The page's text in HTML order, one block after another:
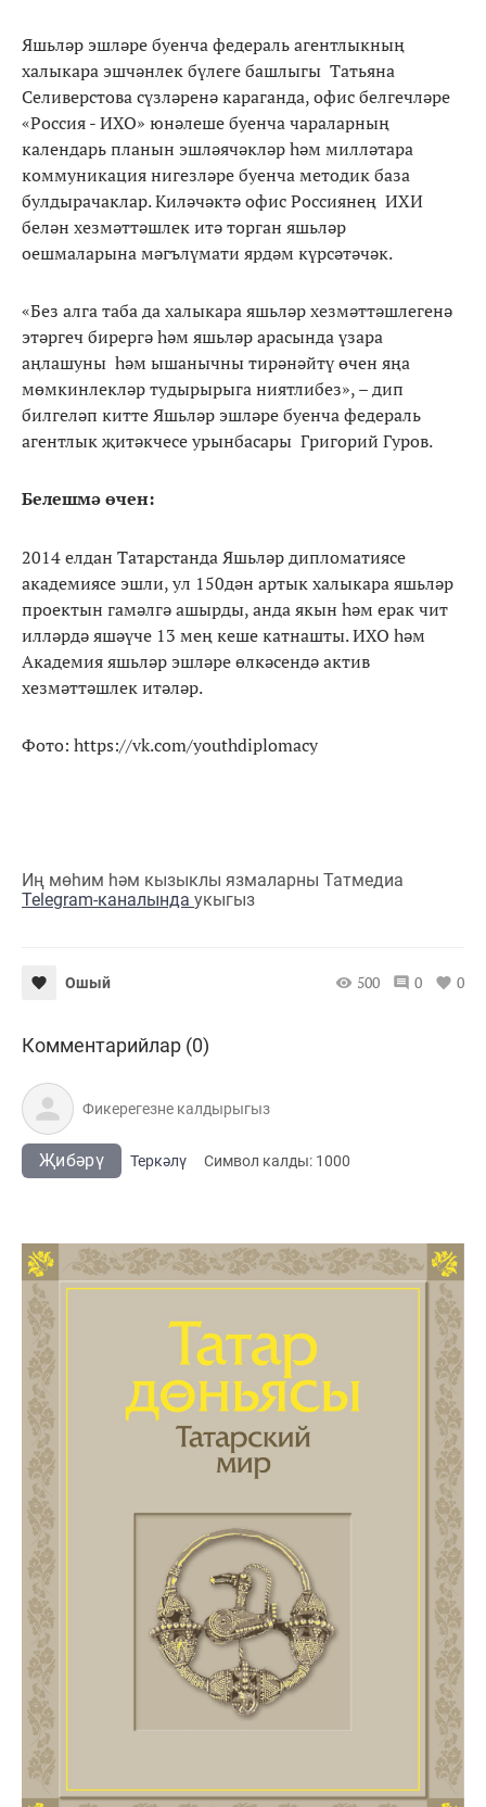
Яшьләр эшләре буенча федераль агентлыкның
халыкара эшчәнлек бүлеге башлыгы Татьяна
Селиверстова сүзләренә караганда, офис белгечләре
«Россия - ИХО» юнәлеше буенча чараларның
календарь планын эшләячәкләр һәм милләтара
коммуникация нигезләре буенча методик база
булдырачаклар. Киләчәктә офис Россиянең ИХИ
белән хезмәттәшлек итә торган яшьләр
оешмаларына мәгълүмати ярдәм күрсәтәчәк.
«Без алга таба да халыкара яшьләр хезмәттәшлегенә
этәргеч бирергә һәм яшьләр арасында үзара
аңлашуны һәм ышанычны тирәнәйтү өчен яңа
мөмкинлекләр тудырырыга ниятлибез», – дип
билгеләп китте Яшьләр эшләре буенча федераль
агентлык җитәкчесе урынбасары Григорий Гуров.
Белешмә өчен:
2014 елдан Татарстанда Яшьләр дипломатиясе
академиясе эшли, ул 150дән артык халыкара яшьләр
проектын гамәлгә ашырды, анда якын һәм ерак чит
илләрдә яшәүче 13 мең кеше катнашты. ИХО һәм
Академия яшьләр эшләре өлкәсендә актив
хезмәттәшлек итәләр.
Фото: https://vk.com/youthdiplomacy
Иң мөһим һәм кызыклы язмаларны Татмедиа
Telegram-каналында укыгыз
Ошый 500 0 0
Комментарийлар (0)
Җибәрү Теркәлү Cимвол калды: 1000